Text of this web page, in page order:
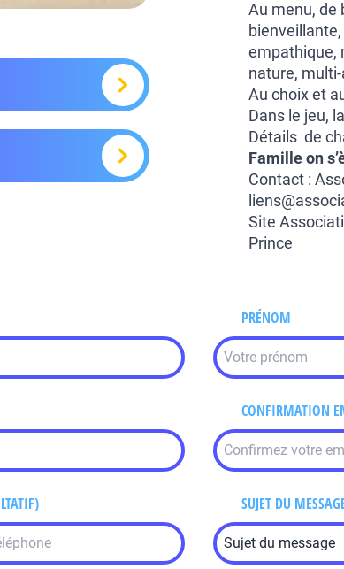
Au menu, de
empathique,
nature,
Au choix et
Dans le jeu,
Détails de
Famille on
Contact :
Site
Prince
PRÉNOM
CONFIRMATION
SUJET DU